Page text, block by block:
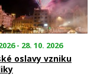
- 28. 10. 2026
oslavy vzniku